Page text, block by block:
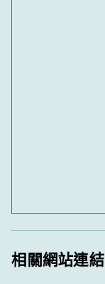
相關網站連結